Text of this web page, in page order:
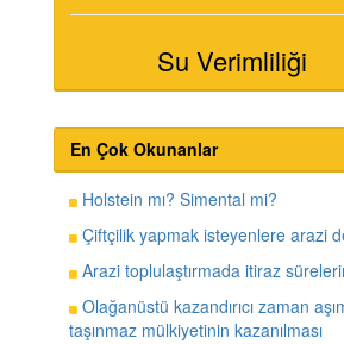
Su Verimliliği
En Çok Okunanlar
Holstein mı? Simental mi?
Çiftçilik yapmak isteyenlere arazi
Arazi toplulaştırmada itiraz
Olağanüstü kazandırıcı zaman
taşınmaz mülkiyetinin kazanılması